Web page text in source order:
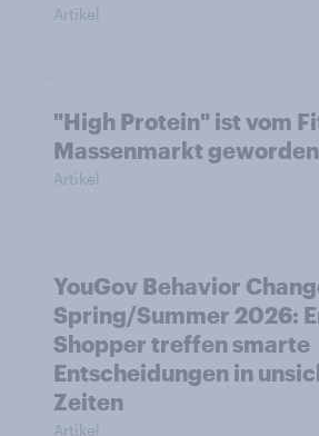
Artikel
"High Protein" ist vom
Massenmarkt geworden
Artikel
YouGov Behavior
Spring/Summer 2026:
Shopper treffen smarte
Entscheidungen in
Zeiten
Artikel